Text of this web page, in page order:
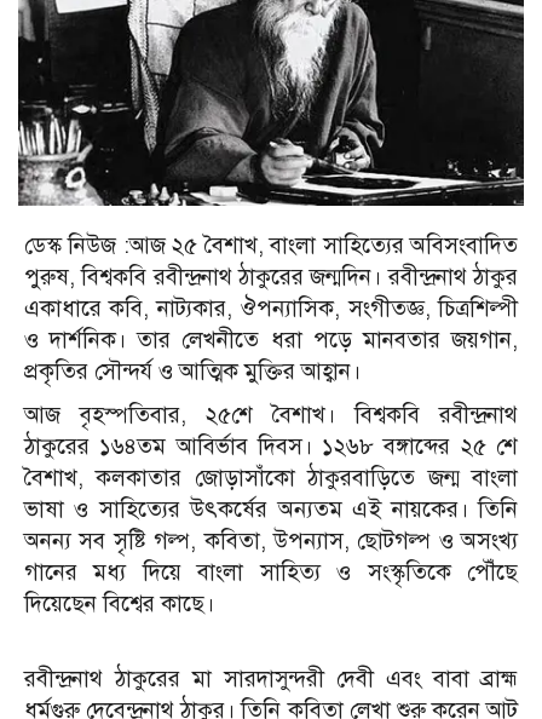
ডেস্ক নিউজ :আজ ২৫ বৈশাখ, বাংলা সাহিত্যের অবিসংবাদিত
পুরুষ, বিশ্বকবি রবীন্দ্রনাথ ঠাকুরের জন্মদিন। রবীন্দ্রনাথ ঠাকুর
একাধারে কবি, নাট্যকার, ঔপন্যাসিক, সংগীতজ্ঞ, চিত্রশিল্পী
ও দার্শনিক। তার লেখনীতে ধরা পড়ে মানবতার জয়গান,
প্রকৃতির সৌন্দর্য ও আত্মিক মুক্তির আহ্বান।
আজ বৃহস্পতিবার, ২৫শে বৈশাখ। বিশ্বকবি রবীন্দ্রনাথ
ঠাকুরের ১৬৪তম আবির্ভাব দিবস। ১২৬৮ বঙ্গাব্দের ২৫ শে
বৈশাখ, কলকাতার জোড়াসাঁকো ঠাকুরবাড়িতে জন্ম বাংলা
ভাষা ও সাহিত্যের উৎকর্ষের অন্যতম এই নায়কের। তিনি
অনন্য সব সৃষ্টি গল্প, কবিতা, উপন্যাস, ছোটগল্প ও অসংখ্য
গানের মধ্য দিয়ে বাংলা সাহিত্য ও সংস্কৃতিকে পৌঁছে
দিয়েছেন বিশ্বের কাছে।
রবীন্দ্রনাথ ঠাকুরের মা সারদাসুন্দরী দেবী এবং বাবা ব্রাহ্ম
ধর্মগুরু দেবেন্দ্রনাথ ঠাকুর। তিনি কবিতা লেখা শুরু করেন আট